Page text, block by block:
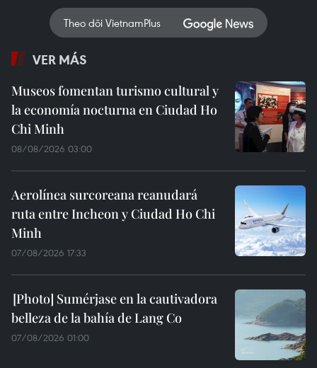
Theo dõi VietnamPlus
VER MÁS
Museos fomentan turismo cultural y
la economía nocturna en Ciudad Ho
Chi Minh
08/08/2026 03:00
Aerolínea surcoreana reanudará
ruta entre Incheon y Ciudad Ho Chi
Minh
07/08/2026 17:33
Sumérjase en la cautivadora
belleza de la bahía de Lang Co
07/08/2026 01:00